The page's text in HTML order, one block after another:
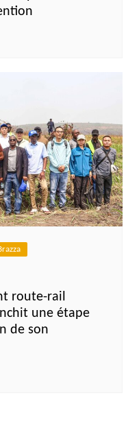
route-rail
une étape
de son